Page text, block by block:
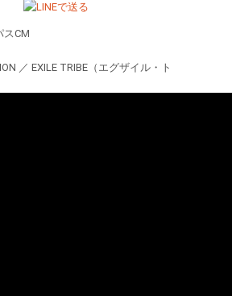
スCM
／ EXILE TRIBE（エグザイル・ト